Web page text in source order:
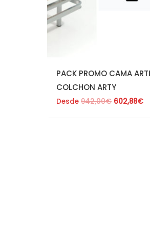
PACK PROMO CAMA
COLCHON ARTY
Desde 942,00€ 602,88€